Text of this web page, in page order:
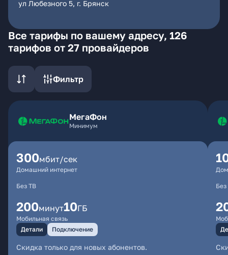
ул Любезного 5, г. Брянск
Все тарифы по вашему адресу, 126
тарифов от 27 провайдеров
Фильтр
МегаФон
Минимум
300мбит/сек
Домашний интернет
Без ТВ
200минут10ГБ
Мобильная связь
Детали
Подключение
Скидка только для новых абонентов.